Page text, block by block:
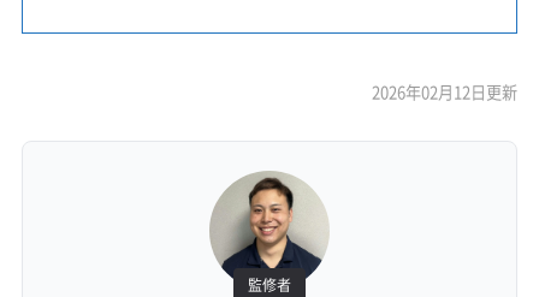
2026年02月12日更新
監修者